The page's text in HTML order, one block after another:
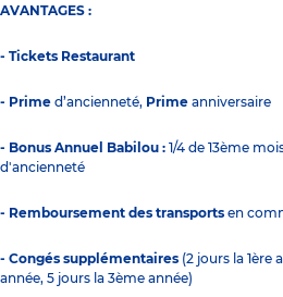
AVANTAGES :
- Tickets Restaurant
- Prime d’ancienneté, Prime anniversaire
- Bonus Annuel Babilou : 1/4 de 13ème
d'ancienneté
- Remboursement des transports en
- Congés supplémentaires (2 jours la 1ère
année, 5 jours la 3ème année)